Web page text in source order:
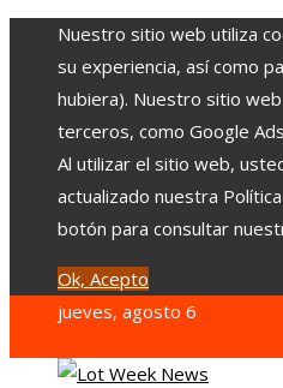
Nuestro sitio web utiliza
su experiencia, así como
hubiera). Nuestro sitio
terceros, como Google
Al utilizar el sitio web,
actualizado nuestra
botón para consultar
Ok, Acepto
jueves, agosto 6